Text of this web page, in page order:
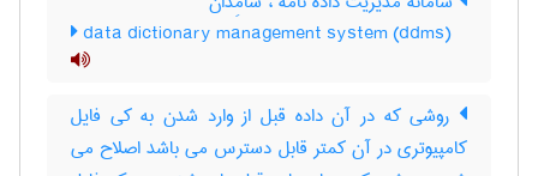
data dictionary management system (ddms)
روشی که در آن داده قبل از وارد شدن به کی فایل
کامپیوتری در آن کمتر قابل دسترس می باشد اصلاح می